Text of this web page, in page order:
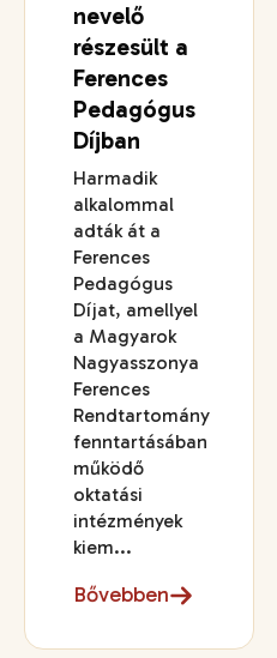
nevelő
részesült a
Ferences
Pedagógus
Díjban
Harmadik
alkalommal
adták át a
Ferences
Pedagógus
Díjat, amellyel
a Magyarok
Nagyasszonya
Ferences
Rendtartomány
fenntartásában
működő
oktatási
intézmények
kiem...
Bővebben